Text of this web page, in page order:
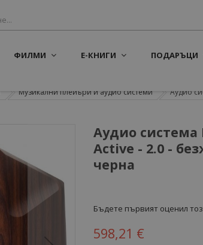
ФИЛМИ Е-КНИГИ ПОДАРЪЦИ
Музикални плейъри и аудио системи Аудио
Аудио система
Active - 2.0 -
черна
Бъдете първият оценил
598,21 €